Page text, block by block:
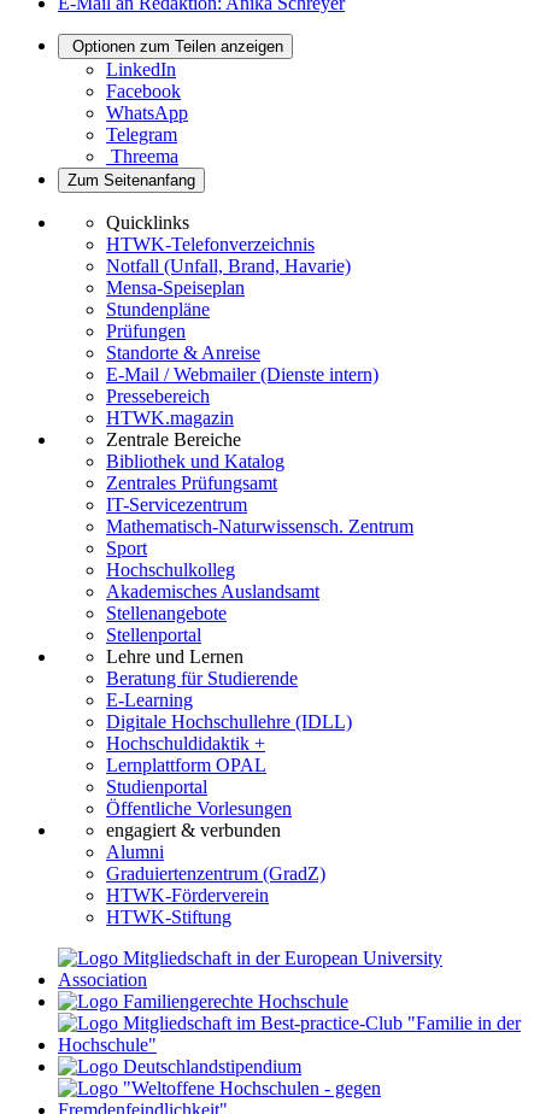
Optionen zum Teilen anzeigen
LinkedIn
Facebook
WhatsApp
Telegram
Threema
Zum Seitenanfang
Quicklinks
HTWK-Telefonverzeichnis
Notfall (Unfall, Brand, Havarie)
Mensa-Speiseplan
Stundenpläne
Prüfungen
Standorte & Anreise
E-Mail / Webmailer (Dienste intern)
Pressebereich
HTWK.magazin
Zentrale Bereiche
Bibliothek und Katalog
Zentrales Prüfungsamt
IT-Servicezentrum
Mathematisch-Naturwissensch. Zentrum
Sport
Hochschulkolleg
Akademisches Auslandsamt
Stellenangebote
Stellenportal
Lehre und Lernen
Beratung für Studierende
E-Learning
Digitale Hochschullehre (IDLL)
Hochschuldidaktik +
Lernplattform OPAL
Studienportal
Öffentliche Vorlesungen
engagiert & verbunden
Alumni
Graduiertenzentrum (GradZ)
HTWK-Förderverein
HTWK-Stiftung